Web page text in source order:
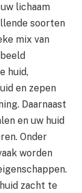
lichaam
soorten
mix van
huid,
en zepen
Daarnaast
en uw huid
Onder
worden
zacht te